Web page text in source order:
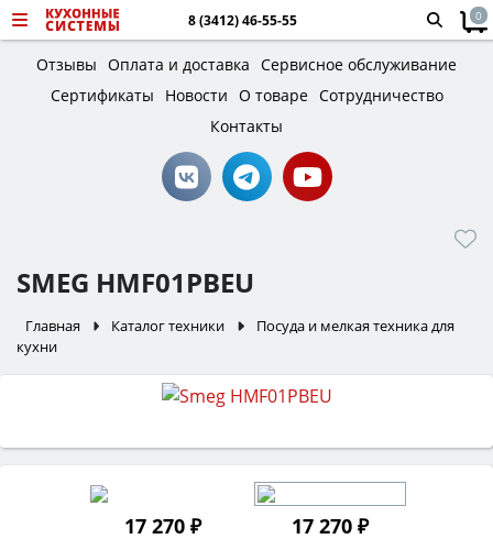
8 (3412) 46-55-55 0
Отзывы Оплата и доставка Сервисное обслуживание
Сертификаты
Новости О товаре Сотрудничество
Контакты
SMEG HMF01PBEU
Главная Каталог техники
Посуда и мелкая техника для
кухни
17 270 ₽ 17 270 ₽